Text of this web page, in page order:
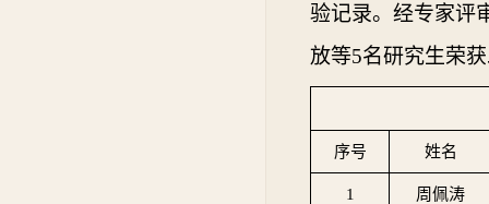
验记录。经专家评
放等5名研究生荣
序号 姓名
1 周佩涛